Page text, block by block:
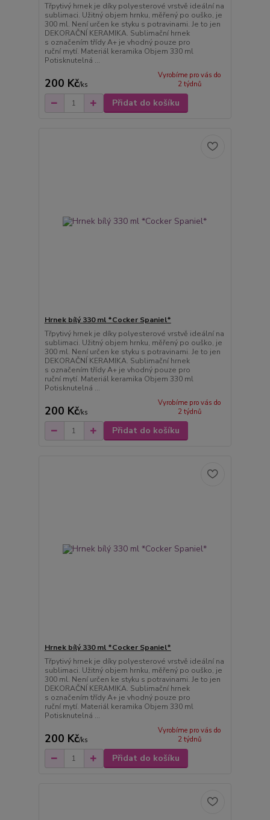
Třpytivý hrnek je díky polyesterové vrstvě ideální na
sublimaci. Užitný objem hrnku, měřený po ouško, je
300 ml. Není určen ke styku s potravinami. Je to jen
DEKORAČNÍ KERAMIKA. Sublimační hrnek
s označením třídy A+ je vhodný pouze pro
ruční mytí. Materiál keramika Objem 330 ml
Potisknutelná ...
200 Kč/ks
Vyrobíme pro vás do
2 týdnů
Přidat do košíku
Hrnek bílý 330 ml *Cocker Spaniel*
Třpytivý hrnek je díky polyesterové vrstvě ideální na
sublimaci. Užitný objem hrnku, měřený po ouško, je
300 ml. Není určen ke styku s potravinami. Je to jen
DEKORAČNÍ KERAMIKA. Sublimační hrnek
s označením třídy A+ je vhodný pouze pro
ruční mytí. Materiál keramika Objem 330 ml
Potisknutelná ...
200 Kč/ks
Vyrobíme pro vás do
2 týdnů
Přidat do košíku
Hrnek bílý 330 ml *Cocker Spaniel*
Třpytivý hrnek je díky polyesterové vrstvě ideální na
sublimaci. Užitný objem hrnku, měřený po ouško, je
300 ml. Není určen ke styku s potravinami. Je to jen
DEKORAČNÍ KERAMIKA. Sublimační hrnek
s označením třídy A+ je vhodný pouze pro
ruční mytí. Materiál keramika Objem 330 ml
Potisknutelná ...
200 Kč/ks
Vyrobíme pro vás do
2 týdnů
Přidat do košíku